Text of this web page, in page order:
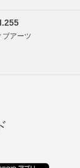
ブアーツ